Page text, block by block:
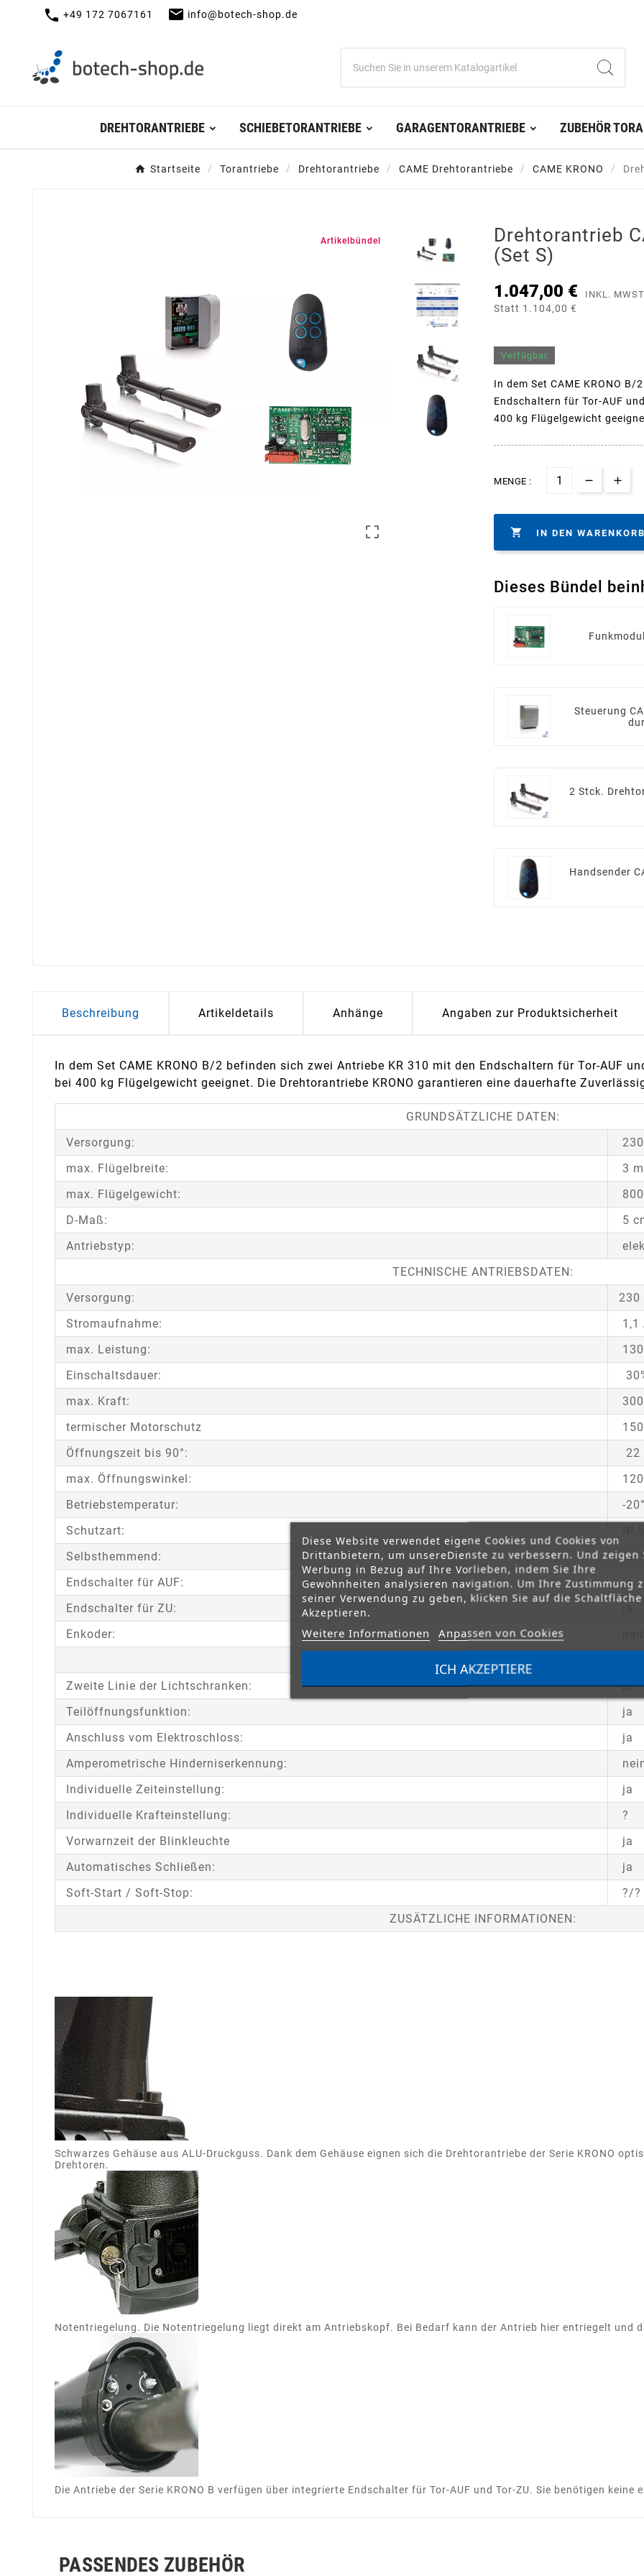
call +49 172 7067161 mail info@botech-shop.de
DREHTORANTRIEBE SCHIEBETORANTRIEBE GARAGENTORANTRIEBE ZUBEHÖR
Startseite Torantriebe Drehtorantriebe CAME Drehtorantriebe CAME KRONO
Artikelbündel

Drehtorantrieb
(Set S)
1.047,00 € INKL.
Statt 1.104,00 €
Verfügbar
In dem Set CAME KRONO
Endschaltern für Tor-AUF
400 kg Flügelgewicht
MENGE :
 IN DEN WARENKORB
Dieses Bündel
Steuerung
2 Stck.
Handsender
Beschreibung Artikeldetails Anhänge Angaben zur Produktsicherheit
In dem Set CAME KRONO B/2 befinden sich zwei Antriebe KR 310 mit den Endschaltern für Tor-AUF
bei 400 kg Flügelgewicht geeignet. Die Drehtorantriebe KRONO garantieren eine dauerhafte
GRUNDSÄTZLICHE DATEN:
Versorgung:
max. Flügelbreite:
3 m
max. Flügelgewicht:
D-Maß:
5
Antriebstyp:
TECHNISCHE ANTRIEBSDATEN:
Versorgung:
230
Stromaufnahme:
1,1
max. Leistung:
Einschaltsdauer:
max. Kraft:
termischer Motorschutz
Öffnungszeit bis 90°:
22
max. Öffnungswinkel:
Betriebstemperatur:
-
Schutzart:
Selbsthemmend:
ja
Endschalter für AUF:
ja
Endschalter für ZU:
Enkoder:
Zweite Linie der Lichtschranken:
ja
Teilöffnungsfunktion:
ja
Anschluss vom Elektroschloss:
ja
Amperometrische Hinderniserkennung:
Individuelle Zeiteinstellung:
ja
Individuelle Krafteinstellung:
?
Vorwarnzeit der Blinkleuchte
ja
Automatisches Schließen:
ja
Soft-Start / Soft-Stop:
?/?
ZUSÄTZLICHE INFORMATIONEN:
Schwarzes Gehäuse aus ALU-Druckguss. Dank dem Gehäuse eignen sich die Drehtorantriebe der Serie KRONO
Drehtoren.
Notentriegelung. Die Notentriegelung liegt direkt am Antriebskopf. Bei Bedarf kann der Antrieb hier entriegelt und
Die Antriebe der Serie KRONO B verfügen über integrierte Endschalter für Tor-AUF und Tor-ZU. Sie benötigen keine
PASSENDES ZUBEHÖR
Diese Website verwendet eigene Cookies und Cookies von
Drittanbietern, um unsereDienste zu verbessern. Und zeigen
Werbung in Bezug auf Ihre Vorlieben, indem Sie Ihre
Gewohnheiten analysieren navigation. Um Ihre Zustimmung
seiner Verwendung zu geben, klicken Sie auf die Schaltfläche
Akzeptieren.
Weitere Informationen Anpassen von Cookies
ICH AKZEPTIERE